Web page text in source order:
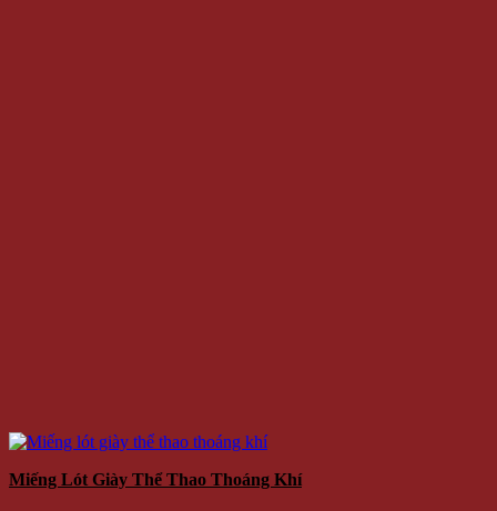
Miếng Lót Giày Thể Thao Thoáng Khí